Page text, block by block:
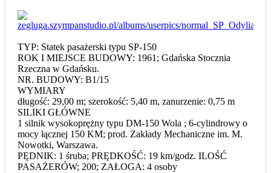
TYP: Statek pasażerski typu SP-150
ROK I MIEJSCE BUDOWY: 1961; Gdańska Stocznia
Rzeczna w Gdańsku.
NR. BUDOWY: B1/15
WYMIARY
długość: 29,00 m; szerokość: 5,40 m, zanurzenie: 0,75 m
SILIKI GŁÓWNE
1 silnik wysokoprężny typu DM-150 Wola ; 6-cylindrowy o
mocy łącznej 150 KM; prod. Zakłady Mechaniczne im. M.
Nowotki, Warszawa.
PĘDNIK: 1 śruba; PRĘDKOŚĆ: 19 km/godz. ILOŚĆ
PASAŻERÓW; 200; ZAŁOGA: 4 osoby